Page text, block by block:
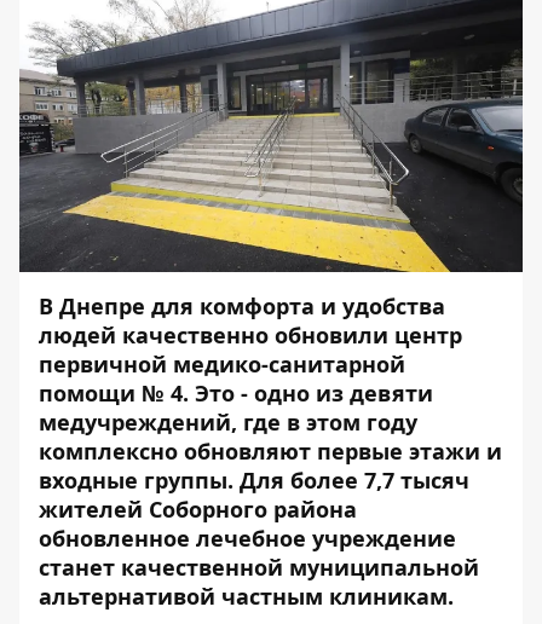
В Днепре для комфорта и удобства
людей качественно обновили центр
первичной медико-санитарной
помощи № 4. Это - одно из девяти
медучреждений, где в этом году
комплексно обновляют первые этажи и
входные группы. Для более 7,7 тысяч
жителей Соборного района
обновленное лечебное учреждение
станет качественной муниципальной
альтернативой частным клиникам.